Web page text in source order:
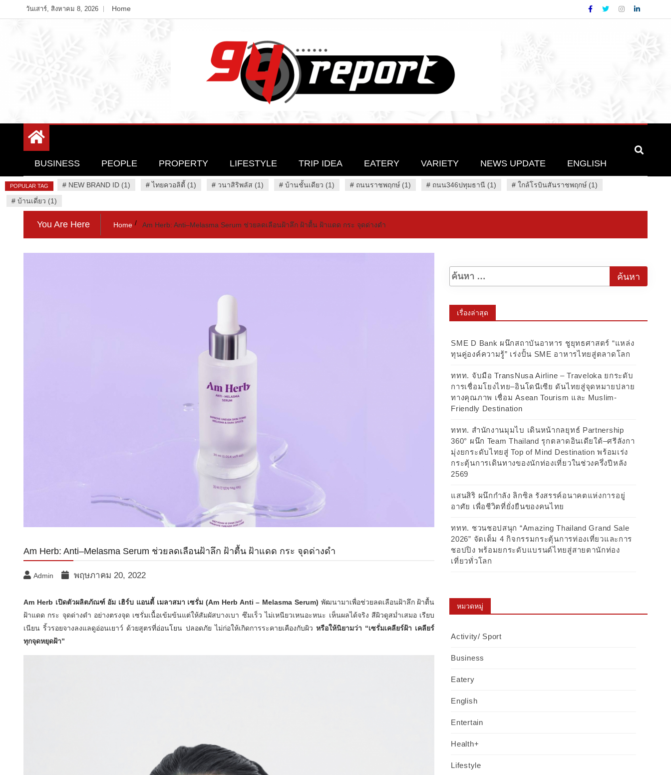
to
วันเสาร์, สิงหาคม 8, 2026 Home
94 Report.com
BUSINESS PEOPLE PROPERTY LIFESTYLE TRIP IDEA EATERY VARIETY NEWS UPDATE ENGLISH
POPULAR TAG # NEW BRAND ID (1) #ไทยควอลิตี้ (1) # วนาสิริพลัส (1) # บ้านชั้นเดียว (1) # ถนนราชพฤกษ์ (1) # ถนน346ปทุมธานี (1) # ใกล้โรบินสันราชพฤกษ์ (1)
# บ้านเดี่ยว (1)
You Are Here Home Am Herb: Anti–Melasma Serum ช่วยลดเลือนฝ้าลึก ฝ้าตื้น ฝ้าแดด กระ จุดด่างดำ
Am Herb: Anti–Melasma Serum ช่วยลดเลือนฝ้าลึก ฝ้าตื้น ฝ้าแดด กระ จุดด่างดำ
Admin พฤษภาคม 20, 2022
Am Herb เปิดตัวผลิตภัณฑ์ อัม เฮิร์บ แอนตี้ เมลาสมา เซรั่ม (Am Herb Anti – Melasma Serum) พัฒนามาเพื่อช่วยลดเลือนฝ้าลึก ฝ้าตื้น
ฝ้าแดด กระ จุดด่างดำ อย่างตรงจุด เซรั่มเนื้อเข้มข้นแต่ให้สัมผัสบางเบา ซึมเร็ว ไม่เหนียวเหนอะหนะ เห็นผลได้จริง สีผิวดูสม่ำเสมอ เรียบ
เนียน ริ้วรอยจางลงแลดูอ่อนเยาว์ ด้วยสูตรที่อ่อนโยน ปลอดภัย ไม่ก่อให้เกิดการระคายเคืองกับผิว หรือให้นิยามว่า “เซรั่มเคลียร์ฝ้า เคลียร์
ทุกจุดหยุดฝ้า”
เรื่องล่าสุด
SME D Bank ผนึกสถาบันอาหาร ชูยุทธศาสตร์ “แหล่ง
ทุนคู่องค์ความรู้” เร่งปั้น SME อาหารไทยสู่ตลาดโลก
ททท. จับมือ TransNusa Airline – Traveloka ยกระดับ
การเชื่อมโยงไทย–อินโดนีเซีย ดันไทยสู่จุดหมายปลาย
ทางคุณภาพ เชื่อม Asean Tourism และ Muslim-
Friendly Destination
ททท. สำนักงานมุมไบ เดินหน้ากลยุทธ์ Partnership
360° ผนึก Team Thailand รุกตลาดอินเดียใต้–ศรีลังกา
มุ่งยกระดับไทยสู่ Top of Mind Destination พร้อมเร่ง
กระตุ้นการเดินทางของนักท่องเที่ยวในช่วงครึ่งปีหลัง
2569
แสนสิริ ผนึกกำลัง ลิกซิล รังสรรค์อนาคตแห่งการอยู่
อาศัย เพื่อชีวิตที่ยั่งยืนของคนไทย
ททท. ชวนชอปสนุก “Amazing Thailand Grand Sale
2026” จัดเต็ม 4 กิจกรรมกระตุ้นการท่องเที่ยวและการ
ชอปปิง พร้อมยกระดับแบรนด์ไทยสู่สายตานักท่อง
เที่ยวทั่วโลก
หมวดหมู่
Activity/ Sport
Business
Eatery
English
Entertain
Health+
Lifestyle